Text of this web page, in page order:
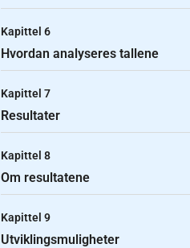
Kapittel 6
Hvordan analyseres tallene
Kapittel 7
Resultater
Kapittel 8
Om resultatene
Kapittel 9
Utviklingsmuligheter